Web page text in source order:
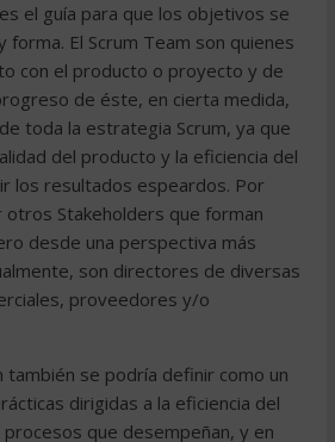
el guía para que los objetivos se
forma. El Scrum Team son quienes
con el producto o proyecto y de
de éste, en cierta medida,
toda la estrategia Scrum, ya que
del producto y la eficiencia del
los resultados espeardos. Por
Stakeholders que forman
desde una perspectiva más
son directores de diversas
proveedores y/o
también se podría definir como un
dirigidas a la eficiencia del
que desempeñan, y en